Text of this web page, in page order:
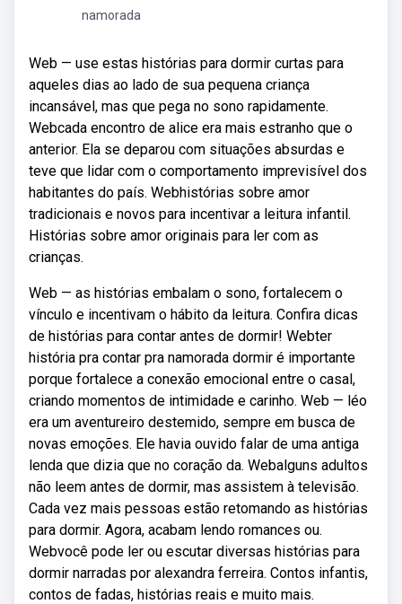
namorada
Web — use estas histórias para dormir curtas para
aqueles dias ao lado de sua pequena criança
incansável, mas que pega no sono rapidamente.
Webcada encontro de alice era mais estranho que o
anterior. Ela se deparou com situações absurdas e
teve que lidar com o comportamento imprevisível dos
habitantes do país. Webhistórias sobre amor
tradicionais e novos para incentivar a leitura infantil.
Histórias sobre amor originais para ler com as
crianças.
Web — as histórias embalam o sono, fortalecem o
vínculo e incentivam o hábito da leitura. Confira dicas
de histórias para contar antes de dormir! Webter
história pra contar pra namorada dormir é importante
porque fortalece a conexão emocional entre o casal,
criando momentos de intimidade e carinho. Web — léo
era um aventureiro destemido, sempre em busca de
novas emoções. Ele havia ouvido falar de uma antiga
lenda que dizia que no coração da. Webalguns adultos
não leem antes de dormir, mas assistem à televisão.
Cada vez mais pessoas estão retomando as histórias
para dormir. Agora, acabam lendo romances ou.
Webvocê pode ler ou escutar diversas histórias para
dormir narradas por alexandra ferreira. Contos infantis,
contos de fadas, histórias reais e muito mais.